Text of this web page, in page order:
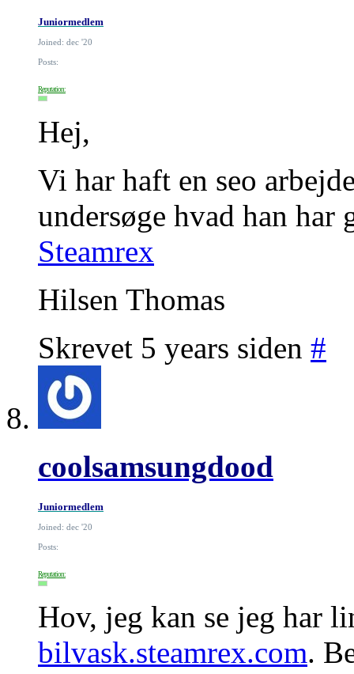
Juniormedlem
Joined: dec '20
Posts:
Reputation:
Hej,
Vi har haft en seo
undersøge hvad han har
Steamrex
Hilsen Thomas
Skrevet 5 years siden #
coolsamsungdood
Juniormedlem
Joined: dec '20
Posts:
Reputation:
Hov, jeg kan se jeg har
bilvask.steamrex.com.